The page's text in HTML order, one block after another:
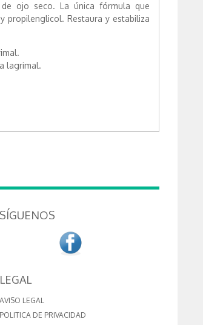
ojo seco. La única fórmula que
propilenglicol. Restaura y estabiliza
lagrimal.
SÍGUENOS
LEGAL
AVISO LEGAL
POLITICA DE PRIVACIDAD